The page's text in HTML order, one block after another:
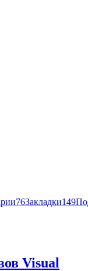
76Закладки149
Visual